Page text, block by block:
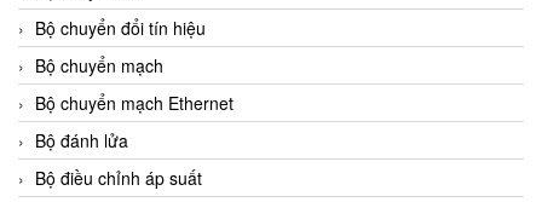
Bộ chuyển đổi tín hiệu
Bộ chuyển mạch
Bộ chuyển mạch Ethernet
Bộ đánh lửa
Bộ điều chỉnh áp suất